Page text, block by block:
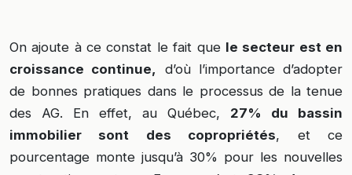
On ajoute à ce constat le fait que le secteur est en
croissance continue,
d’où l’importance d’adopter
de bonnes pratiques dans le processus de la tenue
des AG. En effet, au Québec, 27% du bassin
immobilier sont des copropriétés, et ce
pourcentage monte jusqu’à 30% pour les nouvelles